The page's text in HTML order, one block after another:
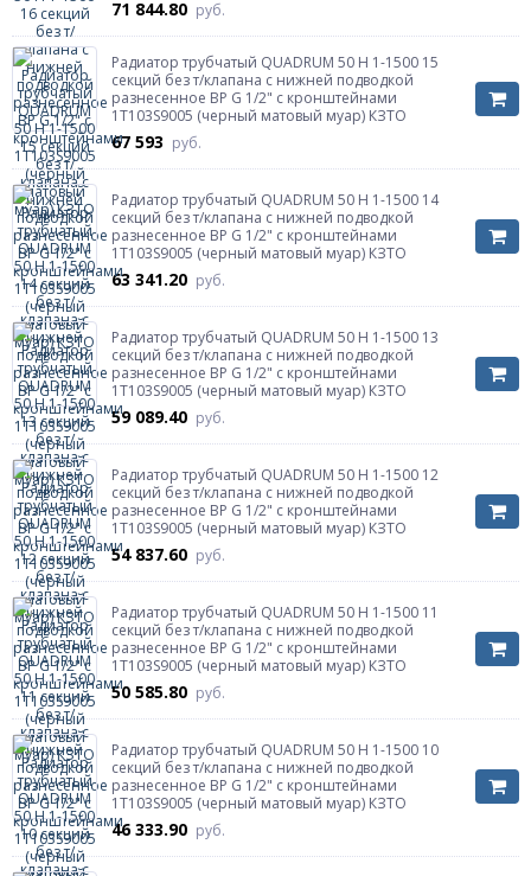
71 844.80 руб.
Радиатор трубчатый QUADRUM 50 H 1-1500 15
секций без т/клапана с нижней подводкой
разнесенное ВР G 1/2" с кронштейнами
1T103S9005 (черный матовый муар) КЗТО
67 593 руб.
Радиатор трубчатый QUADRUM 50 H 1-1500 14
секций без т/клапана с нижней подводкой
разнесенное ВР G 1/2" с кронштейнами
1T103S9005 (черный матовый муар) КЗТО
63 341.20 руб.
Радиатор трубчатый QUADRUM 50 H 1-1500 13
секций без т/клапана с нижней подводкой
разнесенное ВР G 1/2" с кронштейнами
1T103S9005 (черный матовый муар) КЗТО
59 089.40 руб.
Радиатор трубчатый QUADRUM 50 H 1-1500 12
секций без т/клапана с нижней подводкой
разнесенное ВР G 1/2" с кронштейнами
1T103S9005 (черный матовый муар) КЗТО
54 837.60 руб.
Радиатор трубчатый QUADRUM 50 H 1-1500 11
секций без т/клапана с нижней подводкой
разнесенное ВР G 1/2" с кронштейнами
1T103S9005 (черный матовый муар) КЗТО
50 585.80 руб.
Радиатор трубчатый QUADRUM 50 H 1-1500 10
секций без т/клапана с нижней подводкой
разнесенное ВР G 1/2" с кронштейнами
1T103S9005 (черный матовый муар) КЗТО
46 333.90 руб.